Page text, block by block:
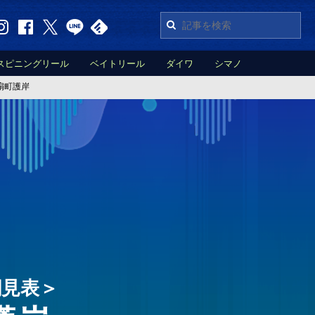
ピニングリール ベイトリール ダイワ シマノ
町護岸
表＞